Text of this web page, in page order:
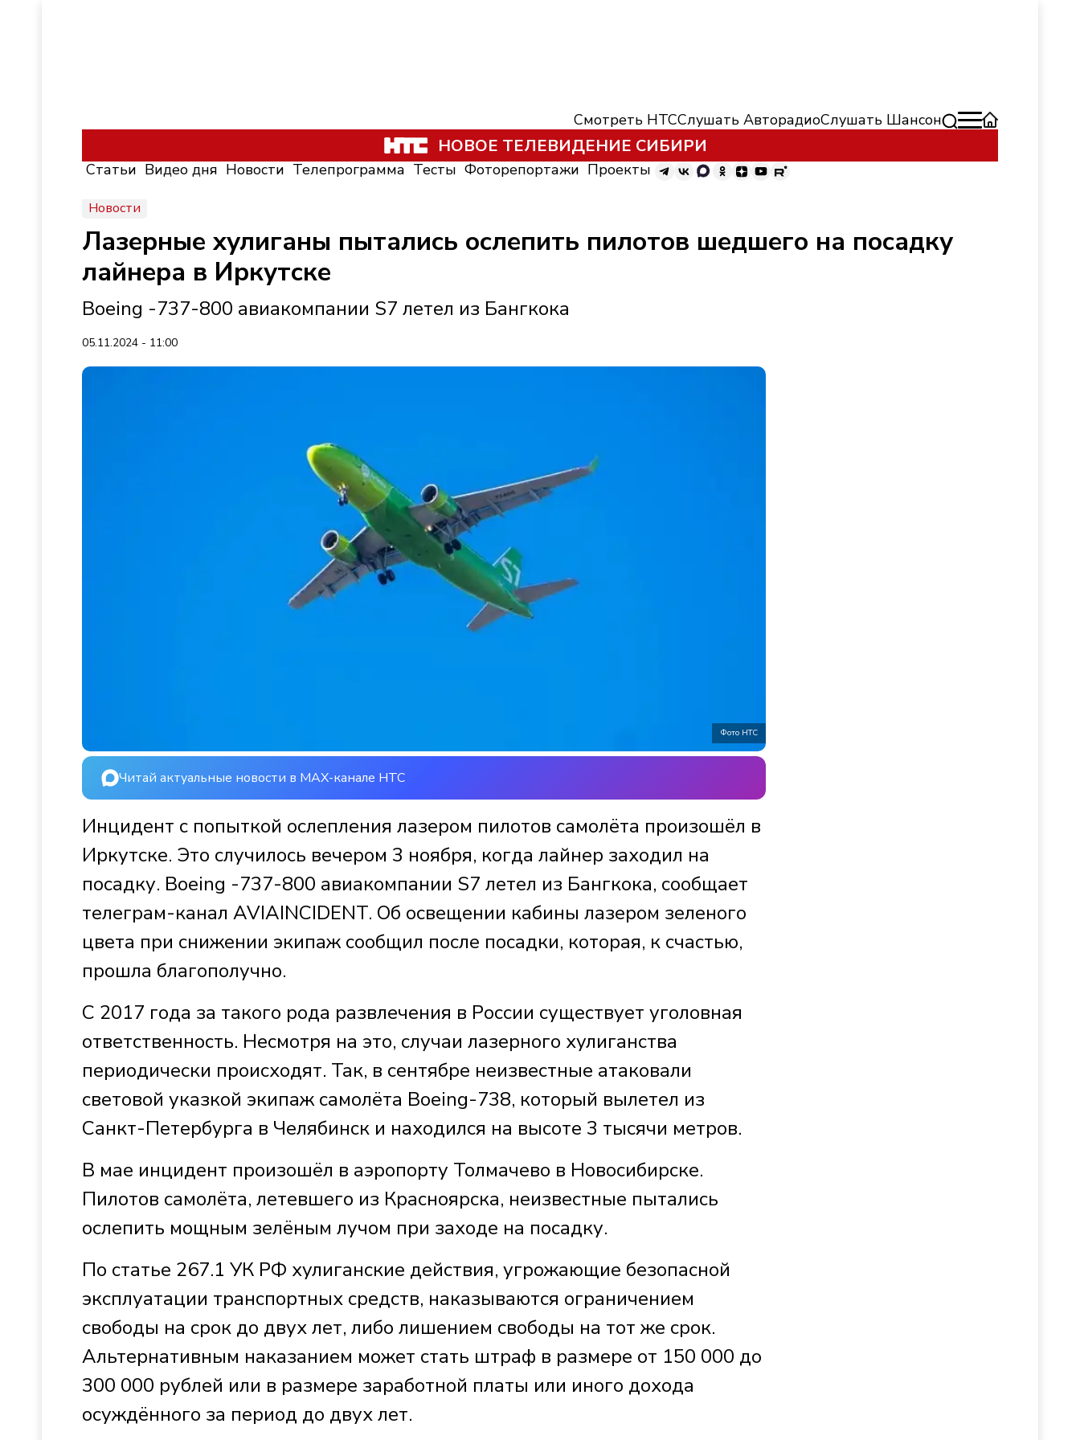
Смотреть НТССлушать АвторадиоСлушать Шансон
НОВОЕ ТЕЛЕВИДЕНИЕ СИБИРИ
Статьи Видео дня Новости Телепрограмма Тесты Фоторепортажи Проекты
Новости
Лазерные хулиганы пытались ослепить пилотов шедшего на посадку
лайнера в Иркутске
Boeing -737-800 авиакомпании S7 летел из Бангкока
05.11.2024 - 11:00
Фото НТС
Читай актуальные новости в MAX-канале НТС
Инцидент с попыткой ослепления лазером пилотов самолёта произошёл в
Иркутске. Это случилось вечером 3 ноября, когда лайнер заходил на
посадку. Boeing -737-800 авиакомпании S7 летел из Бангкока, сообщает
телеграм-канал AVIAINCIDENT. Об освещении кабины лазером зеленого
цвета при снижении экипаж сообщил после посадки, которая, к счастью,
прошла благополучно.
С 2017 года за такого рода развлечения в России существует уголовная
ответственность. Несмотря на это, случаи лазерного хулиганства
периодически происходят. Так, в сентябре неизвестные атаковали
световой указкой экипаж самолёта Boeing-738, который вылетел из
Санкт-Петербурга в Челябинск и находился на высоте 3 тысячи метров.
В мае инцидент произошёл в аэропорту Толмачево в Новосибирске.
Пилотов самолёта, летевшего из Красноярска, неизвестные пытались
ослепить мощным зелёным лучом при заходе на посадку.
По статье 267.1 УК РФ хулиганские действия, угрожающие безопасной
эксплуатации транспортных средств, наказываются ограничением
свободы на срок до двух лет, либо лишением свободы на тот же срок.
Альтернативным наказанием может стать штраф в размере от 150 000 до
300 000 рублей или в размере заработной платы или иного дохода
осуждённого за период до двух лет.